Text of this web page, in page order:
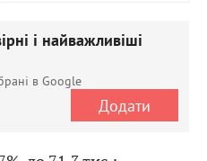
і найважливіші
в Google
Додати